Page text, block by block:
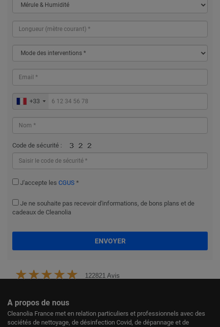
+33
Code de sécurité :
J'accepte les CGUS *
Je ne souhaite pas recevoir d'informations, de bons plans et de
cadeaux de Cleanolia
ENVOYER
122821 Avis
A propos de nous
Cleanolia France met en relation particuliers et professionnels avec des
sociétés de nettoyage, de désinfection Covid, de dépannage et de